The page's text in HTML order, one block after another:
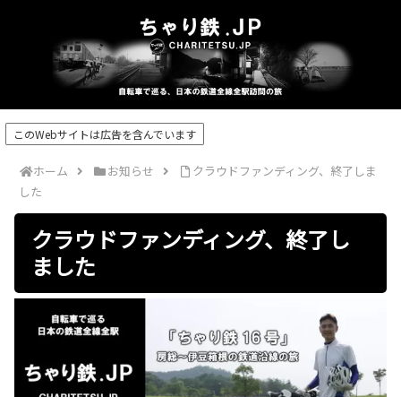
このWebサイトは広告を含んでいます
ホーム お知らせ
クラウドファンディング、終了しま
した
クラウドファンディング、終了し
ました